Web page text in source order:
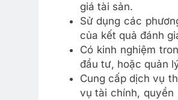
giá tài sản.
Sử dụng các
của kết quả đánh
Có kinh nghiệm
đầu tư, hoặc quản
Cung cấp dịch vụ
vụ tài chính,